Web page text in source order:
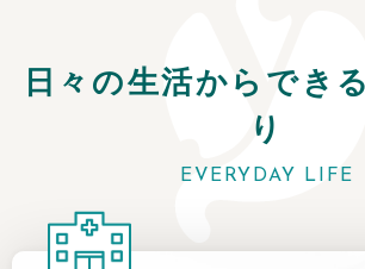
日々の生活からでき
り
EVERYDAY LIFE